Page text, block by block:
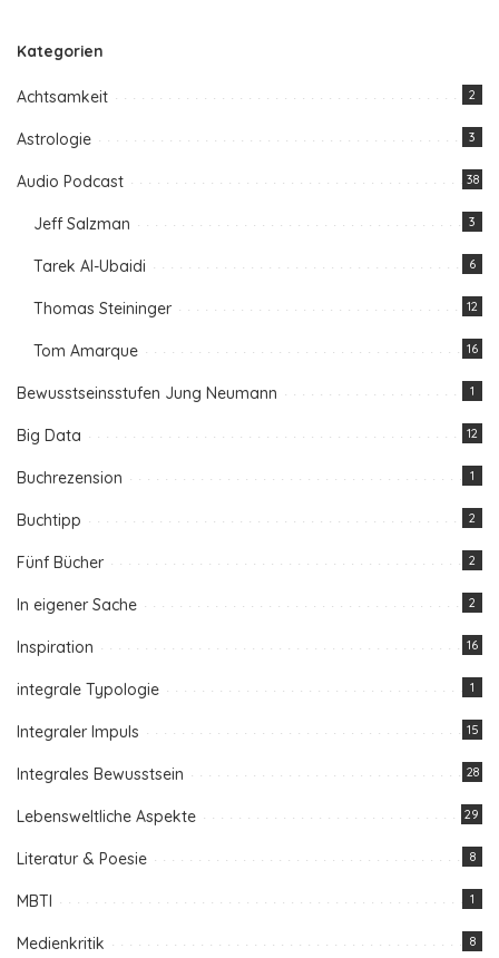
Kategorien
Achtsamkeit 2
Astrologie 3
Audio Podcast 38
Jeff Salzman 3
Tarek Al-Ubaidi 6
Thomas Steininger 12
Tom Amarque 16
Bewusstseinsstufen Jung Neumann 1
Big Data 12
Buchrezension 1
Buchtipp 2
Fünf Bücher 2
In eigener Sache 2
Inspiration 16
integrale Typologie 1
Integraler Impuls 15
Integrales Bewusstsein 28
Lebensweltliche Aspekte 29
Literatur & Poesie 8
MBTI 1
Medienkritik 8